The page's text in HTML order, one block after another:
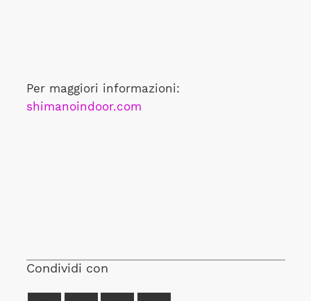
Per maggiori informazioni:
shimanoindoor.com
Condividi con